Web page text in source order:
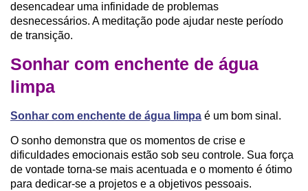
desencadear uma infinidade de problemas
desnecessários. A meditação pode ajudar neste período
de transição.
Sonhar com enchente de água
limpa
Sonhar com enchente de água limpa é um bom sinal.
O sonho demonstra que os momentos de crise e
dificuldades emocionais estão sob seu controle. Sua força
de vontade torna-se mais acentuada e o momento é ótimo
para dedicar-se a projetos e a objetivos pessoais.